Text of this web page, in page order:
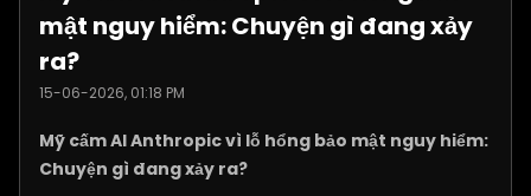
mật nguy hiểm: Chuyện gì đang xảy
ra?
15-06-2026, 01:18 PM
Mỹ cấm AI Anthropic vì lỗ hổng bảo mật nguy hiểm:
Chuyện gì đang xảy ra?